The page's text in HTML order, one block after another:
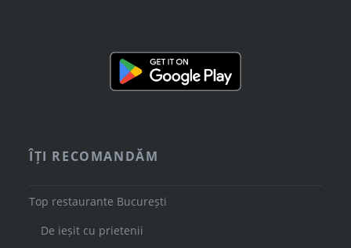
ÎȚI RECOMANDĂM
Top restaurante București
De ieșit cu prietenii